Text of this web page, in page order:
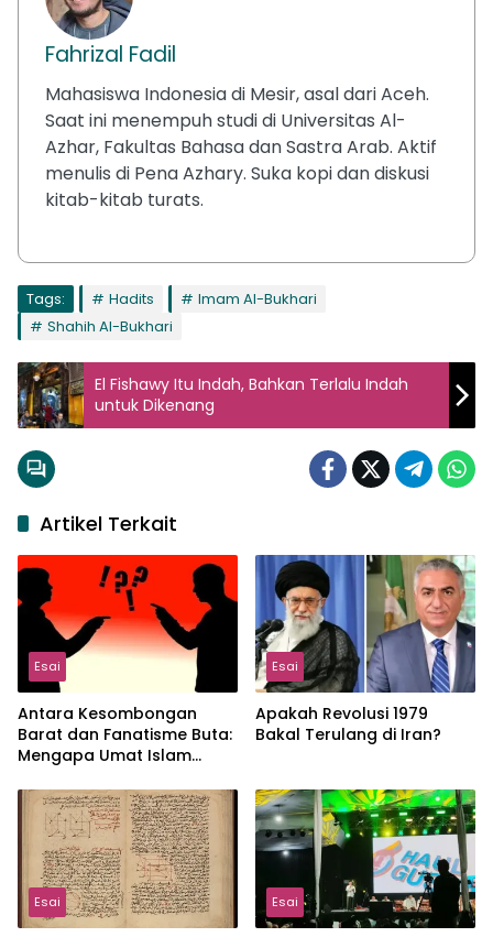
Fahrizal Fadil
Mahasiswa Indonesia di Mesir, asal dari Aceh.
Saat ini menempuh studi di Universitas Al-
Azhar, Fakultas Bahasa dan Sastra Arab. Aktif
menulis di Pena Azhary. Suka kopi dan diskusi
kitab-kitab turats.
Tags: Hadits
Imam Al-Bukhari
Shahih Al-Bukhari
El Fishawy Itu Indah, Bahkan Terlalu Indah
untuk Dikenang
Artikel Terkait
Esai
Antara Kesombongan
Barat dan Fanatisme Buta:
Mengapa Umat Islam
Esai
Apakah Revolusi 1979
Bakal Terulang di Iran?
Esai Esai